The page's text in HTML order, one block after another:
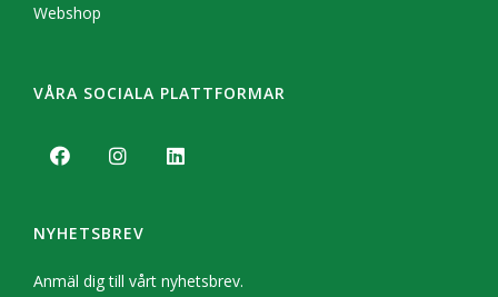
Webshop
VÅRA SOCIALA PLATTFORMAR
NYHETSBREV
Anmäl dig till vårt nyhetsbrev.